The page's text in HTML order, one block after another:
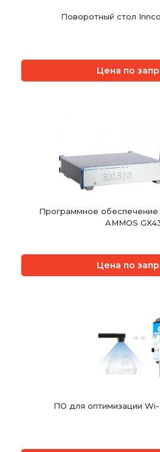
Поворотный стол
Цена по
Программное обеспечение
AMMOS
Цена по
ПО для оптимизации